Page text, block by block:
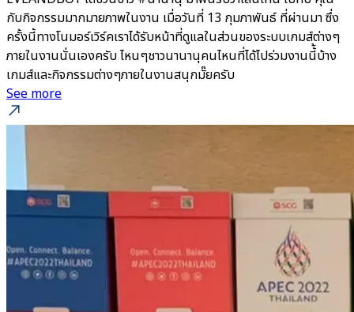
กับกิจกรรมมากมายภาพในงาน เมื่อวันที่ 13 กุมภาพันธ์ ที่ผ่านมา ซึ่ง
ครั้งนี้ทางโนมอร์เวิร์คเราได้รับหน้าที่ดูแลในส่วนของระบบเกมส์ต่างๆ
ภายในงานนั่นเองครับ ไหนๆชาวนานานุคนไหนที่ได้ไปร่วมงานนี้้บ้าง
เกมส์และกิจกรรมต่างๆภายในงานสนุกมั๊ยครับ
See more